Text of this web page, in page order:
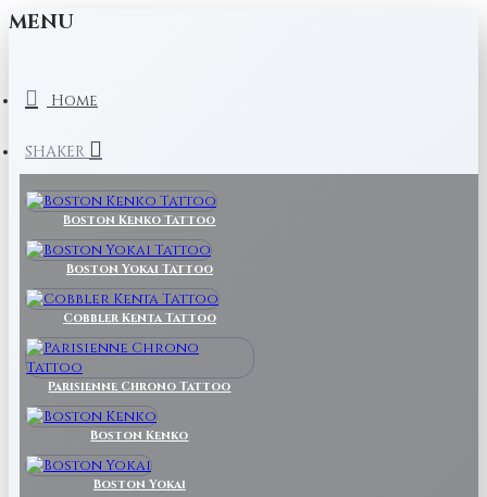
MENU
Home
SHAKER
Boston Kenko Tattoo
Boston Yokai Tattoo
Cobbler Kenta Tattoo
Parisienne Chrono Tattoo
Boston Kenko
Boston Yokai